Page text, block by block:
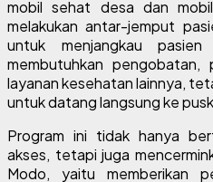
mobil sehat desa dan
melakukan antar-jemput
untuk menjangkau
membutuhkan pengobatan,
layanan kesehatan lainnya,
untuk datang langsung ke
Program ini tidak hanya
akses, tetapi juga
Modo, yaitu memberikan